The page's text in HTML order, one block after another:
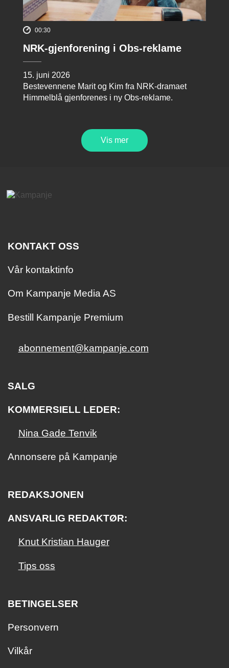
00:30
NRK-gjenforening i Obs-reklame
15. juni 2026
Bestevennene Marit og Kim fra NRK-dramaet
Himmelblå gjenforenes i ny Obs-reklame.
Vis mer
KONTAKT OSS
Vår kontaktinfo
Om Kampanje Media AS
Bestill Kampanje Premium
abonnement@kampanje.com
SALG
KOMMERSIELL LEDER:
Nina Gade Tenvik
Annonsere på Kampanje
REDAKSJONEN
ANSVARLIG REDAKTØR:
Knut Kristian Hauger
Tips oss
BETINGELSER
Personvern
Vilkår